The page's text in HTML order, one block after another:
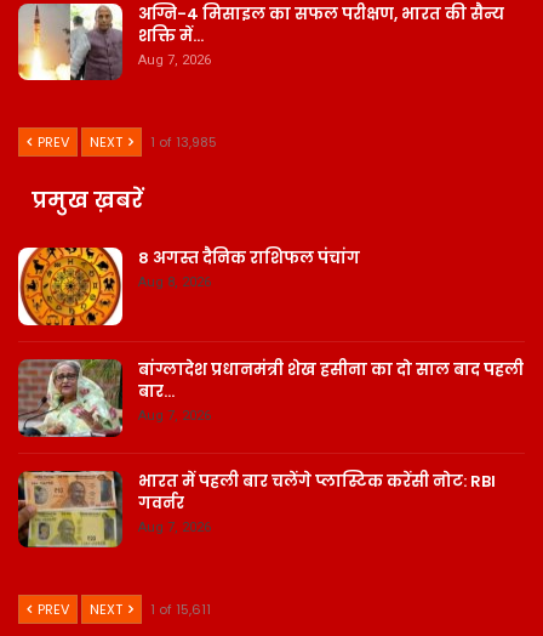
अग्नि-4 मिसाइल का सफल परीक्षण, भारत की सैन्य
शक्ति में…
Aug 7, 2026
PREV NEXT 1 of 13,985
प्रमुख ख़बरें
8 अगस्त दैनिक राशिफल पंचांग
Aug 8, 2026
बांग्लादेश प्रधानमंत्री शेख हसीना का दो साल बाद पहली
बार…
Aug 7, 2026
भारत में पहली बार चलेंगे प्लास्टिक करेंसी नोट: RBI
गवर्नर
Aug 7, 2026
PREV NEXT 1 of 15,611